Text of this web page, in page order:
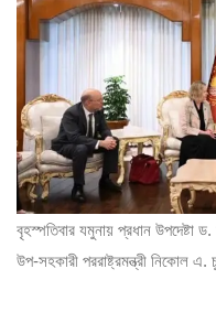
বৃহস্পতিবার যমুনায় প্রধান উপদেষ্টা
উপ-সহকারী পররাষ্ট্রমন্ত্রী নিকোল